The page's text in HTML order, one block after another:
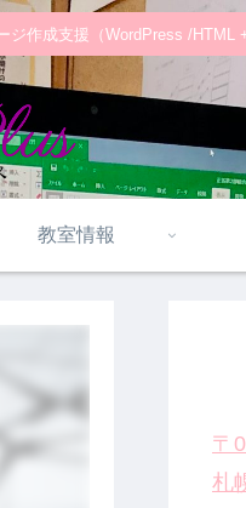
支援（WordPress /HTML +
教室情報
〒
札